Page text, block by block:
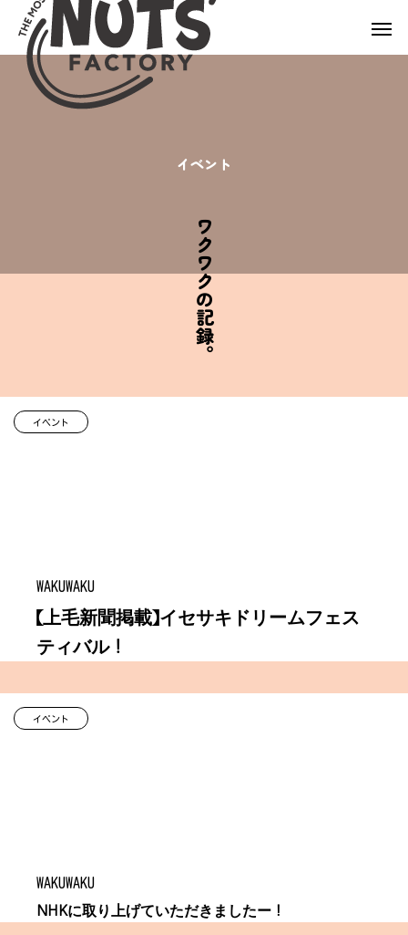
イベン ト
ワクワクの記録。
イベント
WAKUWAKU
【上毛新聞掲載】イセサキドリームフェス
ティバル！
イベント
WAKUWAKU
NHKに取り上げていただきましたー！